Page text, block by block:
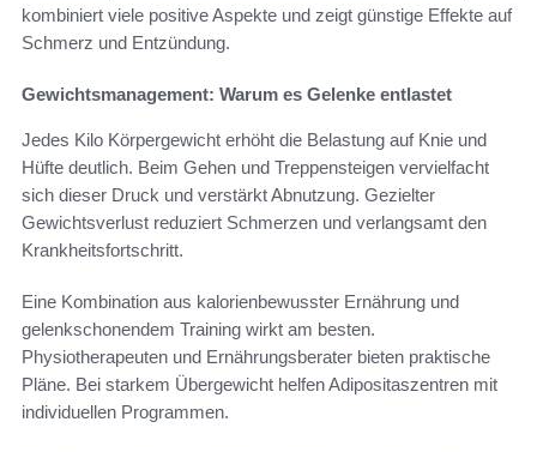
kombiniert viele positive Aspekte und zeigt günstige Effekte auf
Schmerz und Entzündung.
Gewichtsmanagement: Warum es Gelenke entlastet
Jedes Kilo Körpergewicht erhöht die Belastung auf Knie und
Hüfte deutlich. Beim Gehen und Treppensteigen vervielfacht
sich dieser Druck und verstärkt Abnutzung. Gezielter
Gewichtsverlust reduziert Schmerzen und verlangsamt den
Krankheitsfortschritt.
Eine Kombination aus kalorienbewusster Ernährung und
gelenkschonendem Training wirkt am besten.
Physiotherapeuten und Ernährungsberater bieten praktische
Pläne. Bei starkem Übergewicht helfen Adipositaszentren mit
individuellen Programmen.